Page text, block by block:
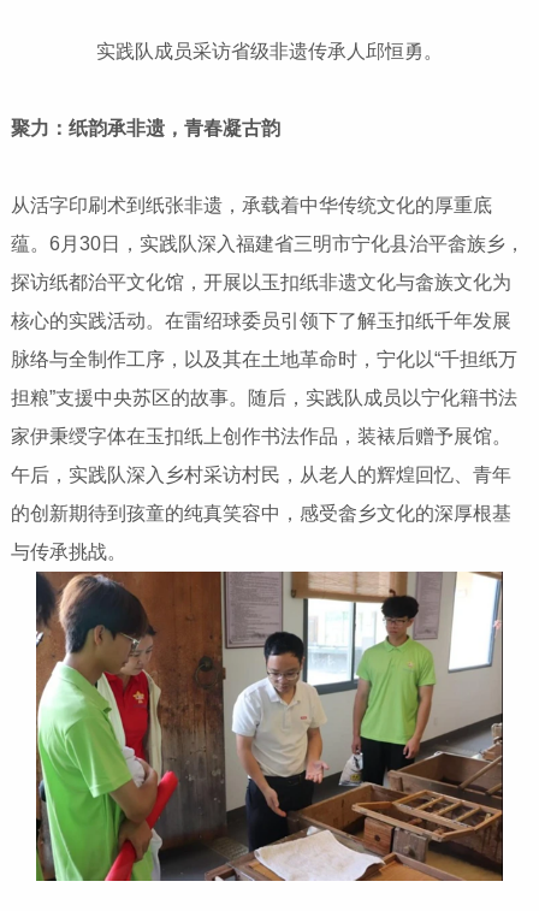
实践队成员采访省级非遗传承人邱恒勇。
聚力：纸韵承非遗，青春凝古韵
从活字印刷术到纸张非遗，承载着中华传统文化的厚重底
蕴。6月30日，实践队深入福建省三明市宁化县治平畲族乡，
探访纸都治平文化馆，开展以玉扣纸非遗文化与畲族文化为
核心的实践活动。在雷绍球委员引领下了解玉扣纸千年发展
脉络与全制作工序，以及其在土地革命时，宁化以“千担纸万
担粮”支援中央苏区的故事。随后，实践队成员以宁化籍书法
家伊秉绶字体在玉扣纸上创作书法作品，装裱后赠予展馆。
午后，实践队深入乡村采访村民，从老人的辉煌回忆、青年
的创新期待到孩童的纯真笑容中，感受畲乡文化的深厚根基
与传承挑战。